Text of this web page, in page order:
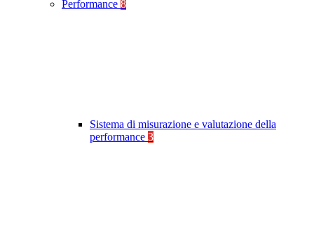
Performance 8
Sistema di misurazione e valutazione della
performance 3